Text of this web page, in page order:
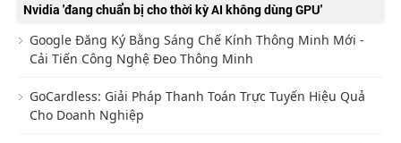
Nvidia 'đang chuẩn bị cho thời kỳ AI không dùng GPU'
Google Đăng Ký Bằng Sáng Chế Kính Thông Minh Mới -
Cải Tiến Công Nghệ Đeo Thông Minh
GoCardless: Giải Pháp Thanh Toán Trực Tuyến Hiệu Quả
Cho Doanh Nghiệp